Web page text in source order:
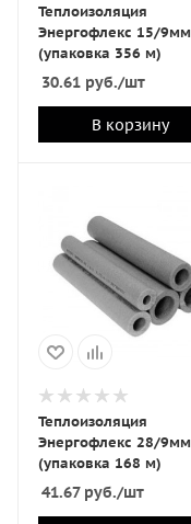
Теплоизоляция
Энергофлекс 15/9мм
(упаковка 356 м)
30.61 руб./шт
В корзину
Теплоизоляция
Энергофлекс 28/9мм
(упаковка 168 м)
41.67руб./шт